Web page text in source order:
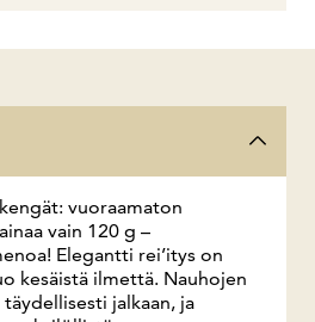
vuoraamaton
vain 120 g –
Elegantti rei’itys on
kesäistä ilmettä. Nauhojen
jalkaan, ja